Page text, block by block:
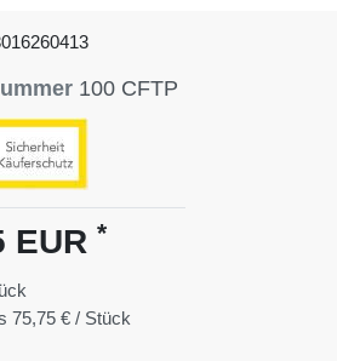
100 CFTP
EUR *
75,75 € / Stück